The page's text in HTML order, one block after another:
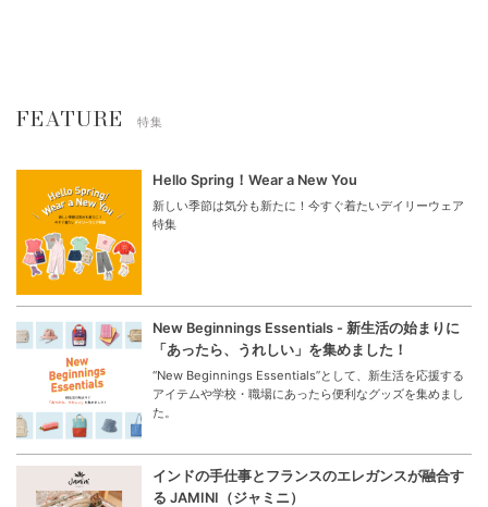
FEATURE 特集
Hello Spring！Wear a New You
新しい季節は気分も新たに！今すぐ着たいデイリーウェア
特集
New Beginnings Essentials - 新生活の始まりに
「あったら、うれしい」を集めました！
“New Beginnings Essentials”として、新生活を応援する
アイテムや学校・職場にあったら便利なグッズを集めまし
た。
インドの手仕事とフランスのエレガンスが融合す
る JAMINI（ジャミニ）